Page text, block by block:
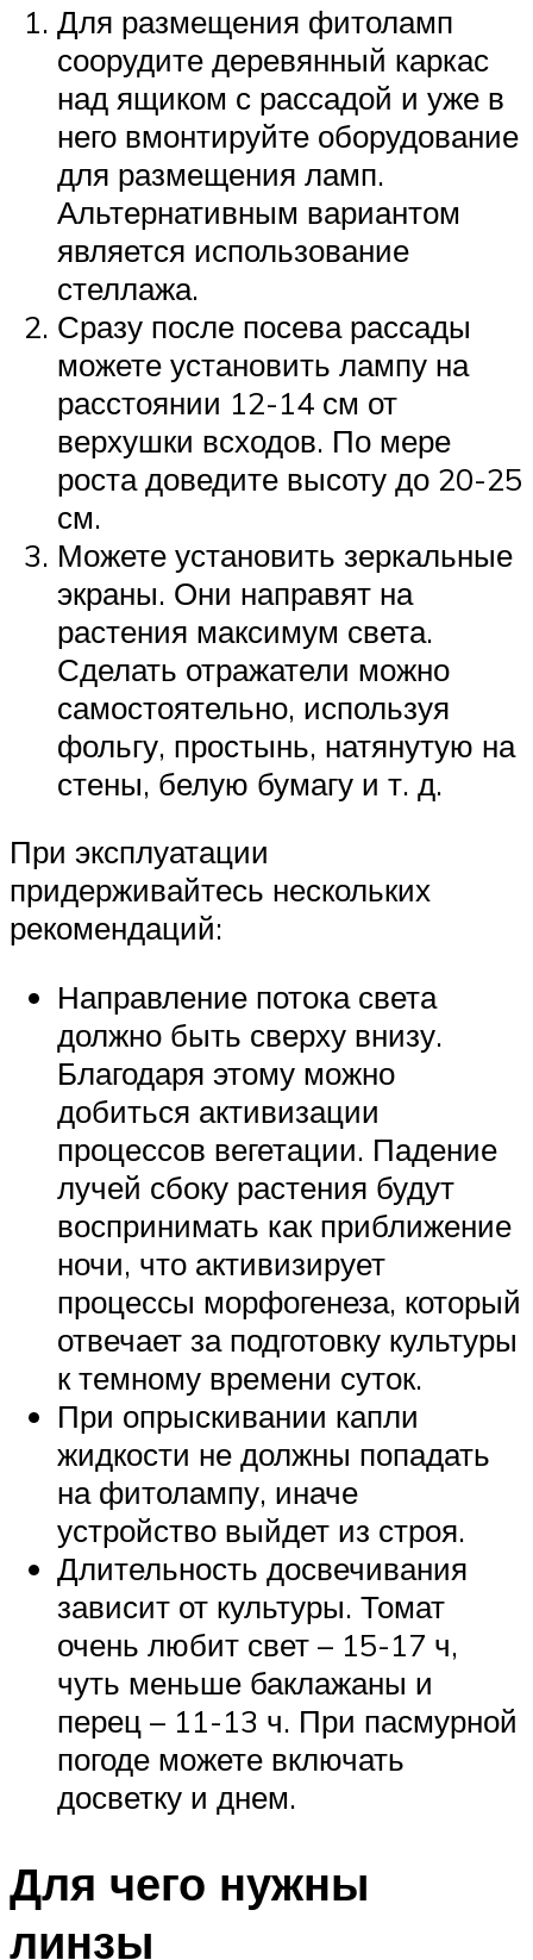
Для размещения фитоламп
соорудите деревянный каркас
над ящиком с рассадой и уже в
него вмонтируйте оборудование
для размещения ламп.
Альтернативным вариантом
является использование
стеллажа.
Сразу после посева рассады
можете установить лампу на
расстоянии 12-14 см от
верхушки всходов. По мере
роста доведите высоту до 20-25
см.
Можете установить зеркальные
экраны. Они направят на
растения максимум света.
Сделать отражатели можно
самостоятельно, используя
фольгу, простынь, натянутую на
стены, белую бумагу и т. д.
При эксплуатации
придерживайтесь нескольких
рекомендаций:
Направление потока света
должно быть сверху внизу.
Благодаря этому можно
добиться активизации
процессов вегетации. Падение
лучей сбоку растения будут
воспринимать как приближение
ночи, что активизирует
процессы морфогенеза, который
отвечает за подготовку культуры
к темному времени суток.
При опрыскивании капли
жидкости не должны попадать
на фитолампу, иначе
устройство выйдет из строя.
Длительность досвечивания
зависит от культуры. Томат
очень любит свет – 15-17 ч,
чуть меньше баклажаны и
перец – 11-13 ч. При пасмурной
погоде можете включать
досветку и днем.
Для чего нужны
линзы